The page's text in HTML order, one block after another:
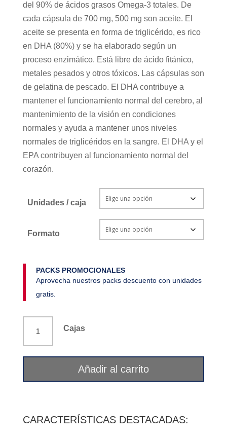
del 90% de ácidos grasos Omega-3 totales. De
cada cápsula de 700 mg, 500 mg son aceite. El
aceite se presenta en forma de triglicérido, es rico
en DHA (80%) y se ha elaborado según un
proceso enzimático. Está libre de ácido fitánico,
metales pesados y otros tóxicos. Las cápsulas son
de gelatina de pescado. El DHA contribuye a
mantener el funcionamiento normal del cerebro, al
mantenimiento de la visión en condiciones
normales y ayuda a mantener unos niveles
normales de triglicéridos en la sangre. El DHA y el
EPA contribuyen al funcionamiento normal del
corazón.
Unidades / caja
Formato
PACKS PROMOCIONALES
Aprovecha nuestros packs descuento con unidades
gratis.
(Dha
cantidad
Cajas
Añadir al carrito
CARACTERÍSTICAS DESTACADAS: